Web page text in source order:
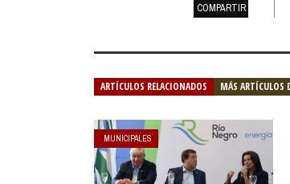
COMPARTIR
ARTÍCULOS RELACIONADOS MÁS ARTÍCULOS
MUNICIPALES